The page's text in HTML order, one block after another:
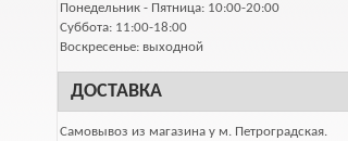
Понедельник - Пятница: 10:00-20:00
Суббота: 11:00-18:00
Воскресенье: выходной
ДОСТАВКА
Самовывоз из магазина у м. Петроградская.